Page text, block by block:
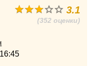
3.1
(352 оценки)